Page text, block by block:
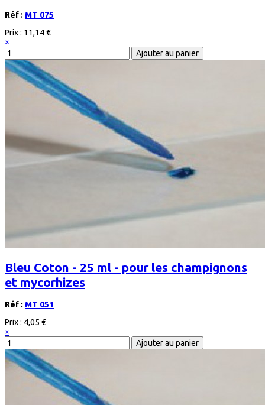
Réf : MT 075
Prix : 11,14 €
×
Bleu Coton - 25 ml - pour les champignons
et mycorhizes
Réf : MT 051
Prix : 4,05 €
×